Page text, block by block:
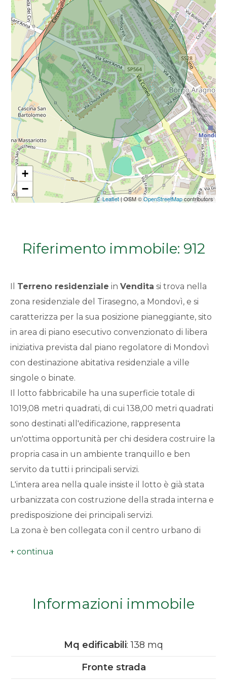
+
−
Leaflet| OSM ©OpenStreetMapcontributors
Riferimento immobile: 912
Il Terreno residenziale inVendita si trova nella
zona residenziale del Tirasegno, a Mondovì, e si
caratterizza per la sua posizione pianeggiante, sito
in area di piano esecutivo convenzionato di libera
iniziativa prevista dal piano regolatore di Mondovì
con destinazione abitativa residenziale a ville
singole o binate.
Il lotto fabbricabile ha una superficie totale di
1019,08 metri quadrati, di cui 138,00 metri quadrati
sono destinati all'edificazione, rappresenta
un'ottima opportunità per chi desidera costruire la
propria casa in un ambiente tranquillo e ben
servito da tutti i principali servizi.
L'intera area nella quale insiste il lotto è già stata
urbanizzata con costruzione della strada interna e
predisposizione dei principali servizi.
La zona è ben collegata con il centro urbano di
Mondovì e la vicina Sant'Anna Avagnine con le
ideale per trascorrere momenti di pace e serenità.
residenza su misura, con la possibilità di avere un
giardino privato e spazi esterni per godere al
Informazioni immobile
Mq edificabili: 138 mq
Fronte strada
Da € 5.000.000 a € 10.000.000
Oltre € 10.000.000
Totale
mq
Locali
2
3
Bagni
minimi
Qualsiasi
2